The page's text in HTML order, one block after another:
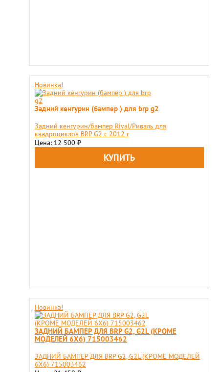
Новинка!
Задний кенгурин (бампер ) для brp g2
Задний кенгурин/бампер Rival/Риваль для
квадроциклов BRP G2 с 2012 г
Цена: 12 500 ₽
Новинка!
ЗАДНИЙ БАМПЕР ДЛЯ BRP G2, G2L (КРОМЕ
МОДЕЛЕЙ 6X6) 715003462
ЗАДНИЙ БАМПЕР ДЛЯ BRP G2, G2L (КРОМЕ МОДЕЛЕЙ
6X6) 715003462